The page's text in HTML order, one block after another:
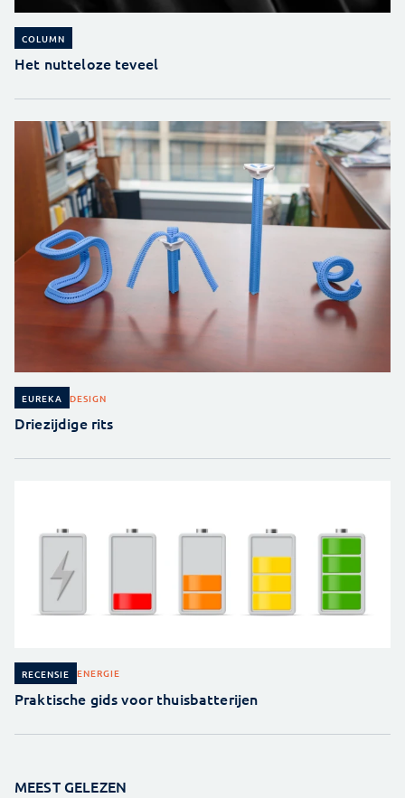
COLUMN
Het nutteloze teveel
EUREKA DESIGN
Driezijdige rits
RECENSIE ENERGIE
Praktische gids voor thuisbatterijen
MEEST GELEZEN